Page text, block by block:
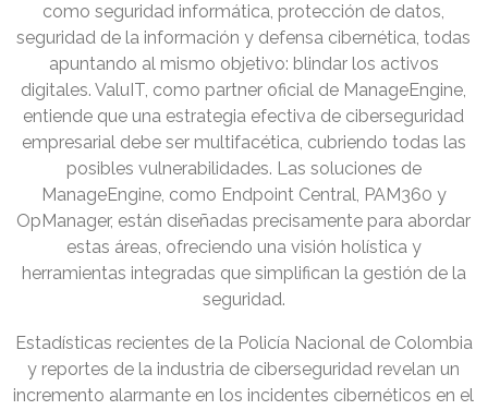
como seguridad informática, protección de datos,
seguridad de la información y defensa cibernética, todas
apuntando al mismo objetivo: blindar los activos
digitales. ValuIT, como partner oficial de ManageEngine,
entiende que una estrategia efectiva de ciberseguridad
empresarial debe ser multifacética, cubriendo todas las
posibles vulnerabilidades. Las soluciones de
ManageEngine, como Endpoint Central, PAM360 y
OpManager, están diseñadas precisamente para abordar
estas áreas, ofreciendo una visión holística y
herramientas integradas que simplifican la gestión de la
seguridad.
Estadísticas recientes de la Policía Nacional de Colombia
y reportes de la industria de ciberseguridad revelan un
incremento alarmante en los incidentes cibernéticos en el